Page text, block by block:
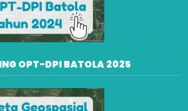
OPT-DPI BATOLA 2025